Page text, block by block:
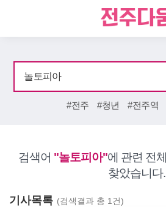
#전주 #청년 #전주역
검색어 "놀토피아"에 관련 전체
찾았습니다.
기사목록 (검색결과 총 1건)